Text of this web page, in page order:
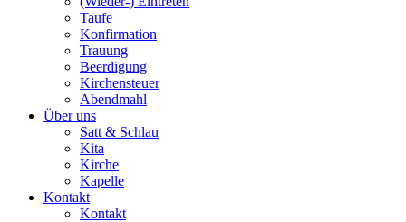
Taufe
Konfirmation
Trauung
Beerdigung
Kirchensteuer
Abendmahl
Über uns
Satt & Schlau
Kita
Kirche
Kapelle
Kontakt
Kontakt